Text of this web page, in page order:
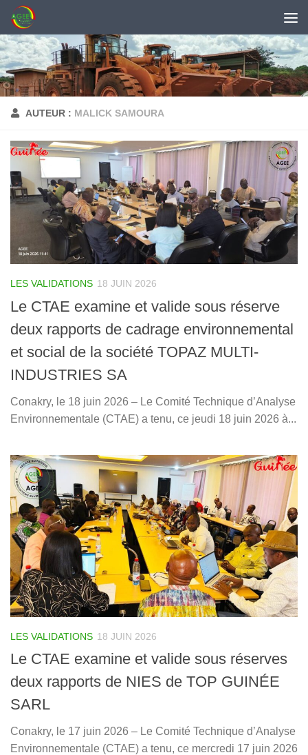
Skip to content
AUTEUR : MALICK SAMOURA
LES VALIDATIONS 18 JUIN 2026
Le CTAE examine et valide sous réserve
deux rapports de cadrage environnemental
et social de la société TOPAZ MULTI-
INDUSTRIES SA
Conakry, le 18 juin 2026 – Le Comité Technique d’Analyse
Environnementale (CTAE) a tenu, ce jeudi 18 juin 2026 à...
LES VALIDATIONS 18 JUIN 2026
Le CTAE examine et valide sous réserves
deux rapports de NIES de TOP GUINÉE
SARL
Conakry, le 17 juin 2026 – Le Comité Technique d’Analyse
Environnementale (CTAE) a tenu, ce mercredi 17 juin 2026